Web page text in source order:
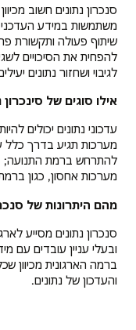
סנכרון נתונים חשוב
משתמשות במידע העדכני
שיתוף פעולה ותקשורת
להפחית את הסיכויים
לגיבוי ושחזור נתונים
אילו סוגים של סינכרון
עדכוני נתונים יכולים
מערכות תגיע בדרך כלל
להתרחש ברמת התנועה;
מערכות אחסון, כגון
מהם היתרונות של
סנכרון נתונים מסייע
ובעלי עניין עובדים עם
ברמה הארגונית מכיוון
והעדכון של נתונים.